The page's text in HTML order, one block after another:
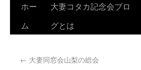
ホー
ム
大妻コタカ記念会ブロ
グとは
← 大妻同窓会山梨の総会